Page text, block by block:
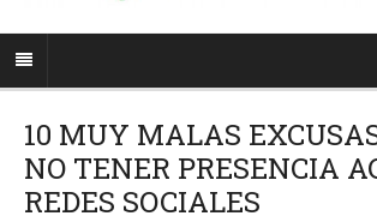
10 MUY MALAS
NO TENER PRESENCIA
REDES SOCIALES